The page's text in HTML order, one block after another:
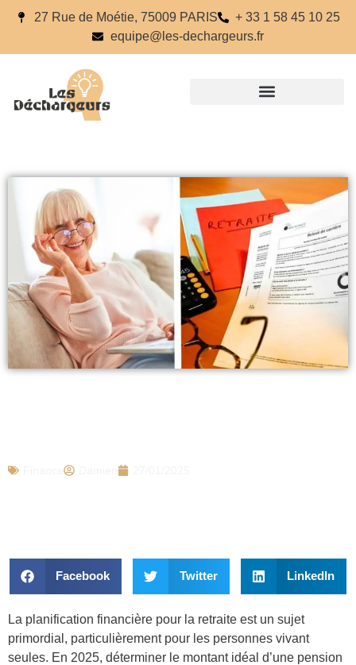
27 Rue de Moétie, 75009 PARIS
+ 33 1 58 45 10 25
equipe@les-dechargeurs.fr
Facebook Twitter LinkedIn
La planification financière pour la retraite est un sujet
primordial, particulièrement pour les personnes vivant
seules. En 2025, déterminer le montant idéal d’une pension